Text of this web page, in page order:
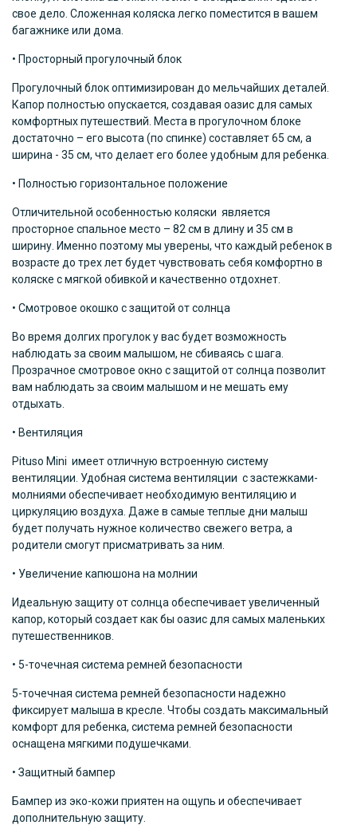
свое дело. Сложенная коляска легко поместится в вашем
багажнике или дома.
• Просторный прогулочный блок
Прогулочный блок оптимизирован до мельчайших деталей.
Капор полностью опускается, создавая оазис для самых
комфортных путешествий. Места в прогулочном блоке
достаточно – его высота (по спинке) составляет 65 см, а
ширина - 35 см, что делает его более удобным для ребенка.
• Полностью горизонтальное положение
Отличительной особенностью коляски является
просторное спальное место – 82 см в длину и 35 см в
ширину. Именно поэтому мы уверены, что каждый ребенок в
возрасте до трех лет будет чувствовать себя комфортно в
коляске с мягкой обивкой и качественно отдохнет.
• Смотровое окошко с защитой от солнца
Во время долгих прогулок у вас будет возможность
наблюдать за своим малышом, не сбиваясь с шага.
Прозрачное смотровое окно с защитой от солнца позволит
вам наблюдать за своим малышом и не мешать ему
отдыхать.
• Вентиляция
Pituso Mini имеет отличную встроенную систему
вентиляции. Удобная система вентиляции с застежками-
молниями обеспечивает необходимую вентиляцию и
циркуляцию воздуха. Даже в самые теплые дни малыш
будет получать нужное количество свежего ветра, а
родители смогут присматривать за ним.
• Увеличение капюшона на молнии
Идеальную защиту от солнца обеспечивает увеличенный
капор, который создает как бы оазис для самых маленьких
путешественников.
• 5-точечная система ремней безопасности
5-точечная система ремней безопасности надежно
фиксирует малыша в кресле. Чтобы создать максимальный
комфорт для ребенка, система ремней безопасности
оснащена мягкими подушечками.
• Защитный бампер
Бампер из эко-кожи приятен на ощупь и обеспечивает
дополнительную защиту.